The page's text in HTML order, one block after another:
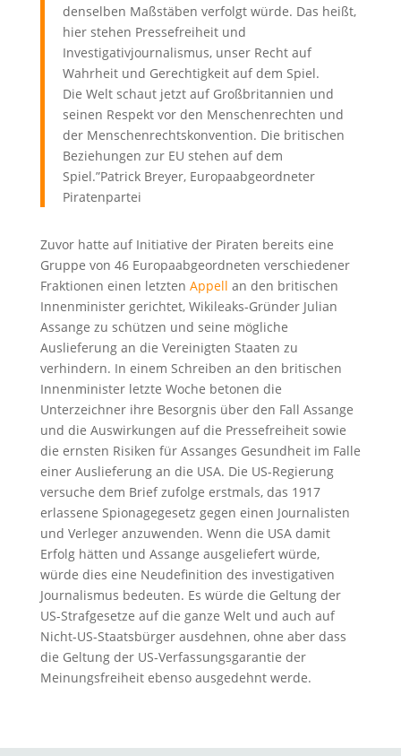
denselben Maßstäben verfolgt würde. Das heißt,
hier stehen Pressefreiheit und
Investigativjournalismus, unser Recht auf
Wahrheit und Gerechtigkeit auf dem Spiel.
Die Welt schaut jetzt auf Großbritannien und
seinen Respekt vor den Menschenrechten und
der Menschenrechtskonvention. Die britischen
Beziehungen zur EU stehen auf dem
Spiel.”Patrick Breyer, Europaabgeordneter
Piratenpartei
Zuvor hatte auf Initiative der Piraten bereits eine
Gruppe von 46 Europaabgeordneten verschiedener
Fraktionen einen letzten Appell an den britischen
Innenminister gerichtet, Wikileaks-Gründer Julian
Assange zu schützen und seine mögliche
Auslieferung an die Vereinigten Staaten zu
verhindern. In einem Schreiben an den britischen
Innenminister letzte Woche betonen die
Unterzeichner ihre Besorgnis über den Fall Assange
und die Auswirkungen auf die Pressefreiheit sowie
die ernsten Risiken für Assanges Gesundheit im Falle
einer Auslieferung an die USA. Die US-Regierung
versuche dem Brief zufolge erstmals, das 1917
erlassene Spionagegesetz gegen einen Journalisten
und Verleger anzuwenden. Wenn die USA damit
Erfolg hätten und Assange ausgeliefert würde,
würde dies eine Neudefinition des investigativen
Journalismus bedeuten. Es würde die Geltung der
US-Strafgesetze auf die ganze Welt und auch auf
Nicht-US-Staatsbürger ausdehnen, ohne aber dass
die Geltung der US-Verfassungsgarantie der
Meinungsfreiheit ebenso ausgedehnt werde.